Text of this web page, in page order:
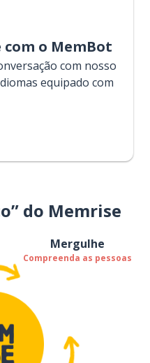
com o MemBot
com nosso
equipado com
do Memrise
Mergulhe
Compreenda as pessoas